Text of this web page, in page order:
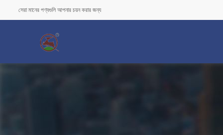
সেরা মানের পণ্যগুলি আপনার চয়ন করার জন্য